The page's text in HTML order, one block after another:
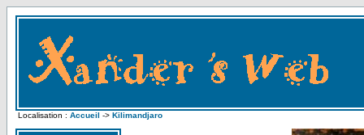
Localisation : Accueil -> Kilimandjaro